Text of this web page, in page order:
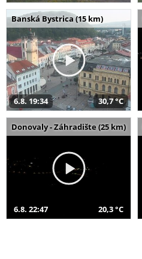
Banská Bystrica (15 km)
6.8. 19:34 30,7 °C
Donovaly - Záhradište (25 km)
6.8. 22:47 20,3 °C